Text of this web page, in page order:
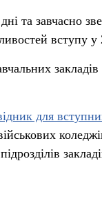
та завчасно
вступу у
для